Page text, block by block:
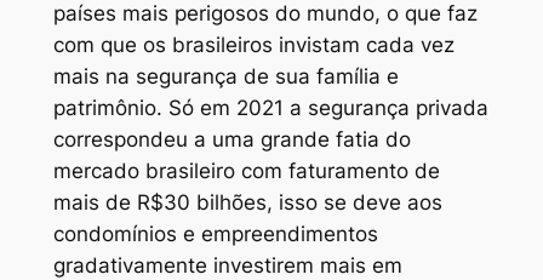
países mais perigosos do mundo, o que faz
com que os brasileiros invistam cada vez
mais na segurança de sua família e
patrimônio. Só em 2021 a segurança privada
correspondeu a uma grande fatia do
mercado brasileiro com faturamento de
mais de R$30 bilhões, isso se deve aos
condomínios e empreendimentos
gradativamente investirem mais em